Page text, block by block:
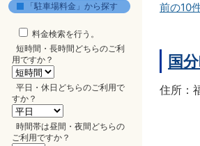
「駐車場料金」から探す
料金検索を行う。
短時間・長時間どちらのご利
用ですか？
平日・休日どちらのご利用で
すか？
時間帯は昼間・夜間どちらの
ご利用ですか？
前の10
国
住所：